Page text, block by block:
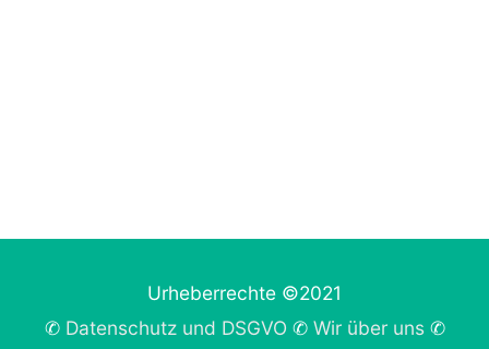
Urheberrechte ©2021
✆ Datenschutz und DSGVO ✆ Wir über uns✆